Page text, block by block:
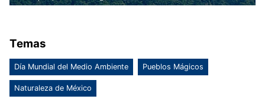
Temas
Día Mundial del Medio Ambiente Pueblos Mágicos
Naturaleza de México